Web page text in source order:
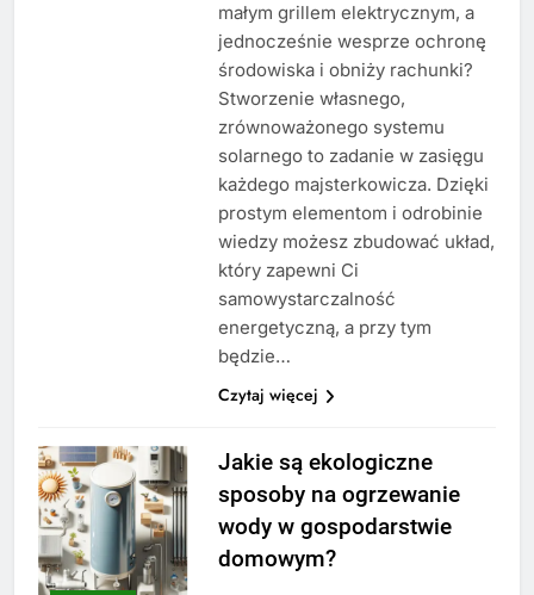
małym grillem elektrycznym, a
jednocześnie wesprze ochronę
środowiska i obniży rachunki?
Stworzenie własnego,
zrównoważonego systemu
solarnego to zadanie w zasięgu
każdego majsterkowicza. Dzięki
prostym elementom i odrobinie
wiedzy możesz zbudować układ,
który zapewni Ci
samowystarczalność
energetyczną, a przy tym
będzie…
Czytaj więcej
Jakie są ekologiczne
sposoby na ogrzewanie
wody w gospodarstwie
domowym?